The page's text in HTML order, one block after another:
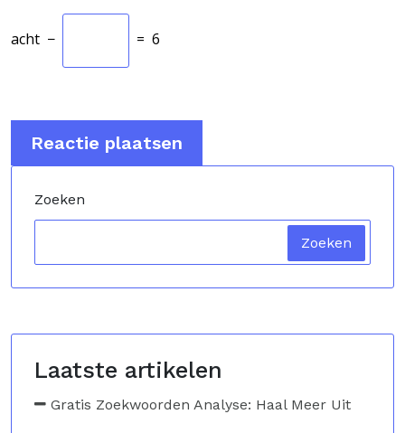
acht − = 6
Zoeken
Zoeken
Laatste artikelen
Gratis Zoekwoorden Analyse: Haal Meer Uit